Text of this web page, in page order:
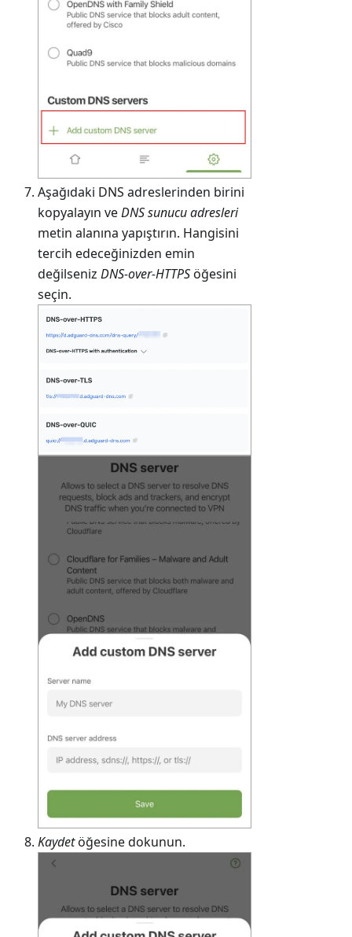
Aşağıdaki DNS adreslerinden birini
kopyalayın veDNS sunucu adresleri
metin alanına yapıştırın. Hangisini
tercih edeceğinizden emin
değilseniz DNS-over-HTTPSöğesini
seçin.
Kaydetöğesine dokunun.